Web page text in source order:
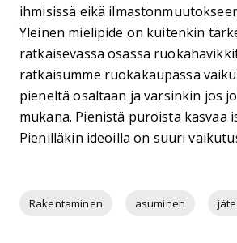
ihmisissä eikä
Yleinen mielipide on kuitenkin
ratkaisevassa osassa
ratkaisumme ruokakaupassa
pieneltä osaltaan ja varsinkin jos
mukana. Pienistä puroista kasvaa
Pienilläkin ideoilla on suuri
Rakentaminen asuminen